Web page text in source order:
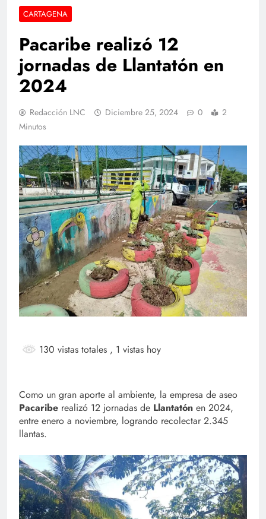
CARTAGENA
Pacaribe realizó 12
jornadas de Llantatón en
2024
Redacción LNC Diciembre 25, 2024 0
2
Minutos
130 vistas totales , 1 vistas hoy
Como un gran aporte al ambiente, la empresa de aseo
Pacaribe realizó 12 jornadas de Llantatón en 2024,
entre enero a noviembre, logrando recolectar 2.345
llantas.